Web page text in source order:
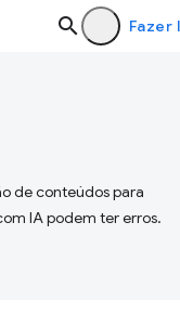
Fazer
de conteúdos para
IA podem ter erros.